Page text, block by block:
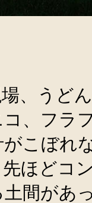
、うど
、フラ
がこぼ
ほどコ
間があ